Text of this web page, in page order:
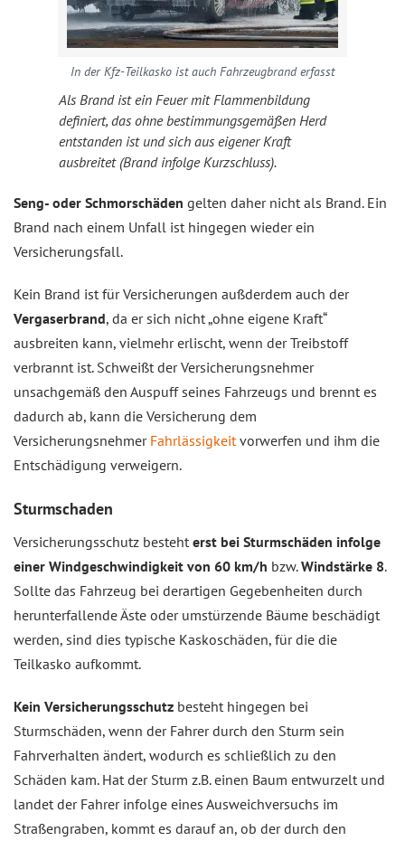
In der Kfz-Teilkasko ist auch Fahrzeugbrand erfasst
Als Brand ist ein Feuer mit Flammenbildung
definiert, das ohne bestimmungsgemäßen Herd
entstanden ist und sich aus eigener Kraft
ausbreitet (Brand infolge Kurzschluss).
Seng- oder Schmorschäden gelten daher nicht als Brand. Ein
Brand nach einem Unfall ist hingegen wieder ein
Versicherungsfall.
Kein Brand ist für Versicherungen außderdem auch der
Vergaserbrand, da er sich nicht „ohne eigene Kraft“
ausbreiten kann, vielmehr erlischt, wenn der Treibstoff
verbrannt ist. Schweißt der Versicherungsnehmer
unsachgemäß den Auspuff seines Fahrzeugs und brennt es
dadurch ab, kann die Versicherung dem
Versicherungsnehmer Fahrlässigkeitvorwerfen und ihm die
Entschädigung verweigern.
Sturmschaden
Versicherungsschutz besteht erst bei Sturmschäden infolge
einer Windgeschwindigkeit von 60 km/h bzw.Windstärke 8.
Sollte das Fahrzeug bei derartigen Gegebenheiten durch
herunterfallende Äste oder umstürzende Bäume beschädigt
werden, sind dies typische Kaskoschäden, für die die
Teilkasko aufkommt.
Kein Versicherungsschutz besteht hingegen bei
Sturmschäden, wenn der Fahrer durch den Sturm sein
Fahrverhalten ändert, wodurch es schließlich zu den
Schäden kam. Hat der Sturm z.B. einen Baum entwurzelt und
landet der Fahrer infolge eines Ausweichversuchs im
Straßengraben, kommt es darauf an, ob der durch den